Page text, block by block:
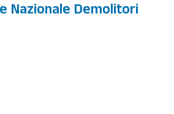
Nazionale Demolitori